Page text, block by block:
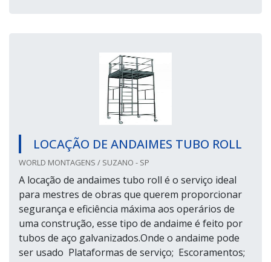
LOCAÇÃO DE ANDAIMES TUBO ROLL
WORLD MONTAGENS / SUZANO - SP
A locação de andaimes tubo roll é o serviço ideal
para mestres de obras que querem proporcionar
segurança e eficiência máxima aos operários de
uma construção, esse tipo de andaime é feito por
tubos de aço galvanizados.Onde o andaime pode
ser usado Plataformas de serviço; Escoramentos;